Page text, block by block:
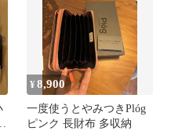
¥8,900
一度使うとやみつきPlóg
ピンク 長財布 多収納